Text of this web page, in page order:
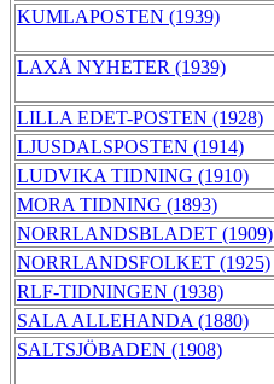
KUMLAPOSTEN (1939)
LAXÅ NYHETER (1939)
LILLA EDET-POSTEN (1928)
LJUSDALSPOSTEN (1914)
LUDVIKA TIDNING (1910)
MORA TIDNING (1893)
NORRLANDSBLADET (1909)
NORRLANDSFOLKET (1925)
RLF-TIDNINGEN (1938)
SALA ALLEHANDA (1880)
SALTSJÖBADEN (1908)